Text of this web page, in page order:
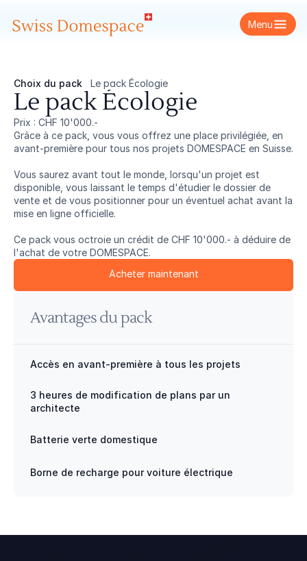
Menu
Choix du pack Le pack Écologie
Le pack Écologie
Prix : CHF 10'000.-
Grâce à ce pack, vous vous offrez une place privilégiée, en
avant-première pour tous nos projets DOMESPACE en Suisse.
Vous saurez avant tout le monde, lorsqu'un projet est
disponible, vous laissant le temps d'étudier le dossier de
vente et de vous positionner pour un éventuel achat avant la
mise en ligne officielle.
Ce pack vous octroie un crédit de CHF 10'000.- à déduire de
l'achat de votre DOMESPACE.
Acheter maintenant
Avantages du pack
Accès en avant-première à tous les projets
3 heures de modification de plans par un
architecte
Batterie verte domestique
Borne de recharge pour voiture électrique